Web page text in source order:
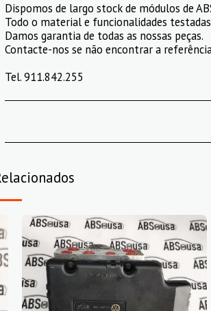
Dispomos de largo stock de módulos de
Todo o material e funcionalidades
Damos garantia de todas as nossas peças.
Contacte-nos se não encontrar a
Tel. 911.842.255